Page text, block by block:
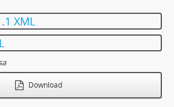
XML
Download